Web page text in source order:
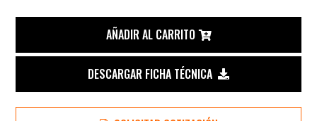
de
Disco
AÑADIR AL CARRITO
DESCARGAR FICHA TÉCNICA